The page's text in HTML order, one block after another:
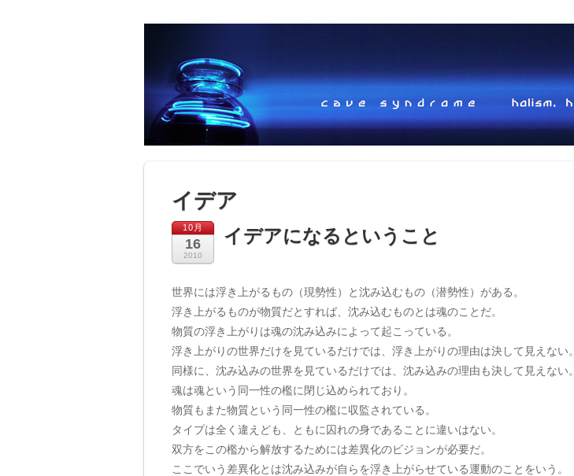
イデア
10月
16
2010
イデアになるということ
世界には浮き上がるもの（現勢性）と沈み込むもの（潜勢性）がある。
浮き上がるものが物質だとすれば、沈み込むものとは魂のことだ。
物質の浮き上がりは魂の沈み込みによって起こっている。
浮き上がりの世界だけを見ているだけでは、浮き上がりの理由は決して見えない。
同様に、沈み込みの世界を見ているだけでは、沈み込みの理由も決して見えない。
魂は魂という同一性の檻に閉じ込められており。
物質もまた物質という同一性の檻に収監されている。
タイプは全く違えども、ともに囚れの身であることに違いはない。
双方をこの檻から解放するためには差異化のビジョンが必要だ。
ここでいう差異化とは沈み込みが自らを浮き上がらせている運動のことをいう。